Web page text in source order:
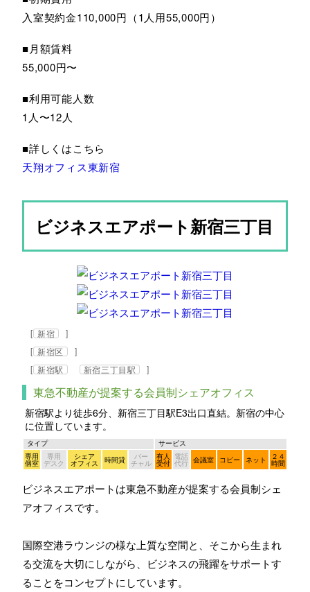
入室契約金110,000円（1人用55,000円）
■月額賃料
55,000円〜
■利用可能人数
1人〜12人
■詳しくはこちら
天翔オフィス東新宿
ビジネスエアポート新宿三丁目
[ 新宿
]
[ 新宿区
]
[ 新宿駅 新宿三丁目駅 ]
東急不動産が提案する会員制シェアオフィス
新宿駅より徒歩6分、新宿三丁目駅E3出口直結。新宿の中心
に位置しています。
タイプ
サービス
専用
個室
専用
デスク
シェア
オフィス 時間貸 バー
チャル
有人
受付
電話
代行 会議室 コピー ネット ２４
時間
ビジネスエアポートは東急不動産が提案する会員制シェ
アオフィスです。
国際空港ラウンジの様な上質な空間と、そこから生まれ
る交流を大切にしながら、ビジネスの飛躍をサポートす
ることをコンセプトにしています。